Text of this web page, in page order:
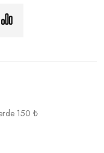
150 ₺